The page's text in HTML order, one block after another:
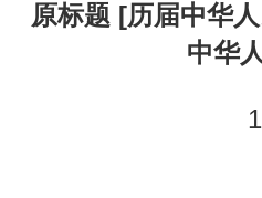
原标题 [历届中华
中华